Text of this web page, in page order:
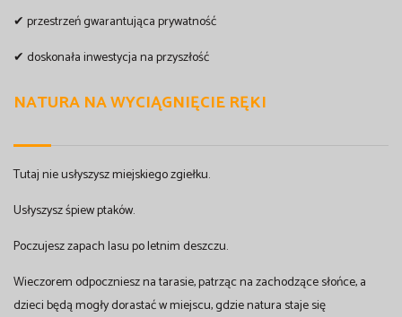
✔ przestrzeń gwarantująca prywatność
✔ doskonała inwestycja na przyszłość
NATURA NA WYCIĄGNIĘCIE RĘKI
Tutaj nie usłyszysz miejskiego zgiełku.
Usłyszysz śpiew ptaków.
Poczujesz zapach lasu po letnim deszczu.
Wieczorem odpoczniesz na tarasie, patrząc na zachodzące słońce, a
dzieci będą mogły dorastać w miejscu, gdzie natura staje się